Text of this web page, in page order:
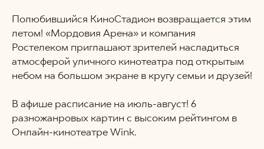
Полюбившийся КиноСтадион возвращается этим
летом! «Мордовия Арена» и компания
Ростелеком приглашают зрителей насладиться
атмосферой уличного кинотеатра под открытым
небом на большом экране в кругу семьи и друзей!
В афише расписание на июль-август! 6
разножанровых картин с высоким рейтингом в
Онлайн-кинотеатре Wink.